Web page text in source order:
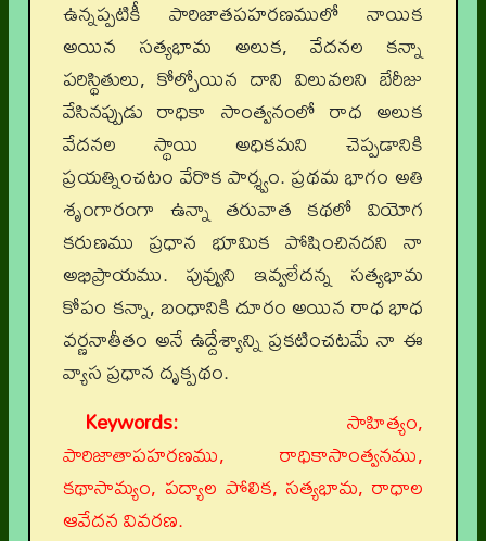
ఉన్నప్పటికీ పారిజాతపహరణములో నాయిక
అయిన సత్యభామ అలుక, వేదనల కన్నా
పరిస్థితులు, కోల్పోయిన దాని విలువలని బేరీజు
వేసినప్పుడు రాధికా సాంత్వనంలో రాధ అలుక
వేదనల స్థాయి అధికమని చెప్పడానికి
ప్రయత్నించటం వేరొక పార్శ్వం. ప్రథమ భాగం అతి
శృంగారంగా ఉన్నా తరువాత కథలో వియోగ
కరుణము ప్రధాన భూమిక పోషించినదని నా
అభిప్రాయము. పువ్వుని ఇవ్వలేదన్న సత్యభామ
కోపం కన్నా, బంధానికి దూరం అయిన రాధ భాధ
వర్ణనాతీతం అనే ఉద్దేశ్యాన్ని ప్రకటించటమే నా ఈ
వ్యాస ప్రధాన దృక్పథం.
Keywords: సాహిత్యం,
పారిజాతాపహరణము, రాధికాసాంత్వనము,
కథాసామ్యం, పద్యాల పోలిక, సత్యభామ, రాధాల
ఆవేదన వివరణ.